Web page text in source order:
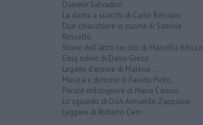
Daniele Salvadori
La dama a scacchi di Carlo Belciani
Due chiacchiere in cucina di Sabrina
Rossello
Storie dell'altro secolo di Marcella Bitozzi
Easy ridere di Dario Greco
Legami d'amore di Malena ...
Musica e dintorni di Fausto Pirìto
Parole milonguere di Maria Caruso
Lo sguardo di Don Armando Zappolini
Leggere di Roberto Cerri